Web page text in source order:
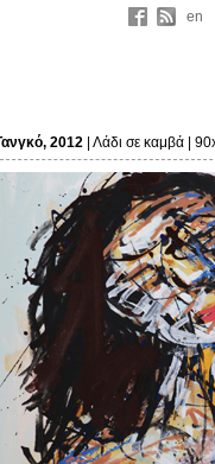
en
2012 | Λάδι σε καμβά |